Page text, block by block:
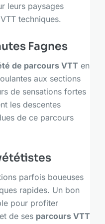
leurs paysages
techniques.
Fagnes
de parcours VTT en
aux sections
de sensations fortes
les descentes
de ce parcours
parfois boueuses
rapides. Un bon
pour profiter
de ses parcours VTT